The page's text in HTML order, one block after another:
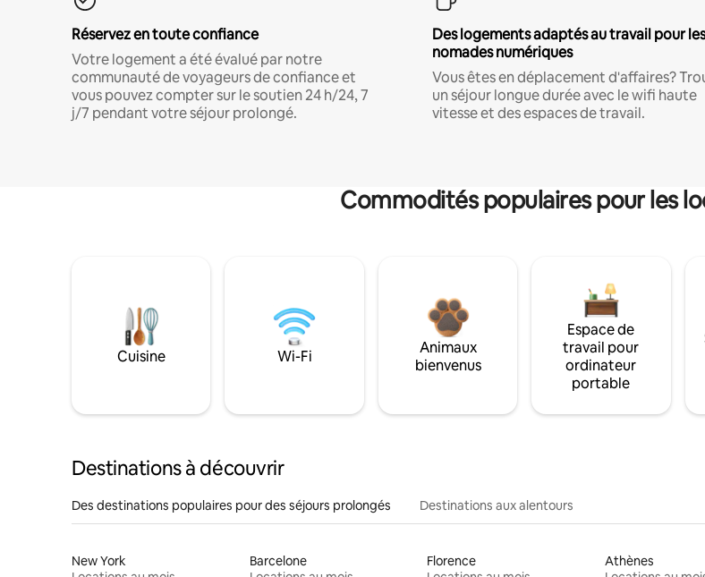
Réservez en toute confiance
Votre logement a été évalué par notre
communauté de voyageurs de confiance et
vous pouvez compter sur le soutien 24 h/24, 7
j/7 pendant votre séjour prolongé.
Des logements adaptés au travail pour les
nomades numériques
Vous êtes en déplacement d'affaires?
un séjour longue durée avec le wifi haute
vitesse et des espaces de travail.
Commodités populaires pour les
Cuisine Wi-Fi
Animaux
bienvenus
Espace de
travail pour
ordinateur
portable
Destinations à découvrir
Des destinations populaires pour des séjours prolongés Destinations aux alentours
New York
Barcelone
Florence
Athènes